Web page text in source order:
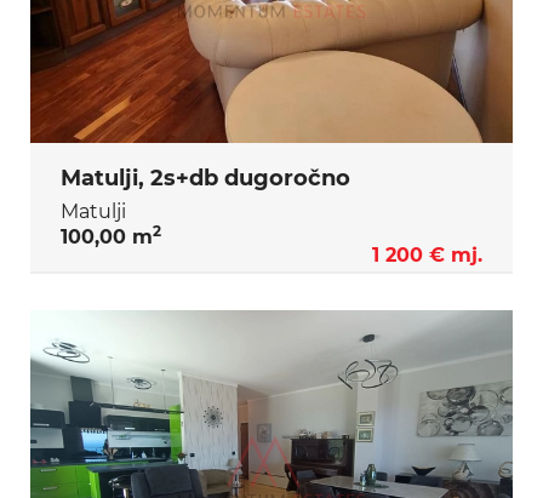
Matulji, 2s+db dugoročno
Matulji
100,00 m2
1 200 € mj.